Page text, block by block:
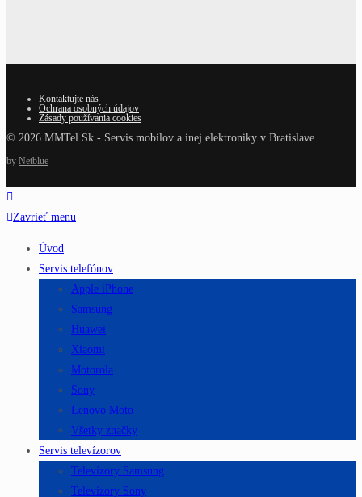
Kontaktujte nás
Ochrana osobných údajov
Zásady používania cookies
© 2026 MMTel.Sk - Servis mobilov a inej elektroniky v Bratislave
by Netblue
Zavrieť menu
Úvod
Servis telefónov
Apple iPhone
Samsung
Huawei
Xiaomi
Motorola
Sony
Lenovo Moto
Všetky značky
Servis televízorov
Televízory Samsung
Televízory Sony